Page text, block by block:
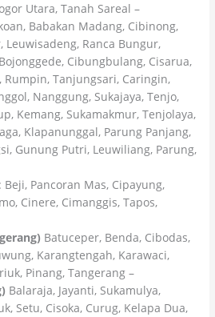
Utara, Tanah Sareal –
Babakan Madang, Cibinong,
Leuwisadeng, Ranca Bungur,
Cibungbulang, Cisarua,
Rumpin, Tanjungsari, Caringin,
Nanggung, Sukajaya, Tenjo,
Kemang, Sukamakmur, Tenjolaya,
Klapanunggal, Parung Panjang,
Gunung Putri, Leuwiliang, Parung,
: Beji, Pancoran Mas, Cipayung,
Cinere, Cimanggis, Tapos,
Batuceper, Benda, Cibodas,
Karangtengah, Karawaci,
Pinang, Tangerang –
Balaraja, Jayanti, Sukamulya,
Setu, Cisoka, Curug, Kelapa Dua,